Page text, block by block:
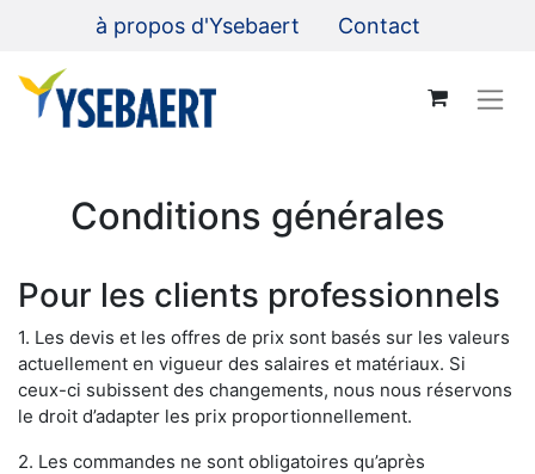
à propos d'Ysebaert Contact
Conditions générales
Pour les clients professionnels
1. Les devis et les offres de prix sont basés sur les valeurs
actuellement en vigueur des salaires et matériaux. Si
ceux-ci subissent des changements, nous nous réservons
le droit d’adapter les prix proportionnellement.
2. Les commandes ne sont obligatoires qu’après